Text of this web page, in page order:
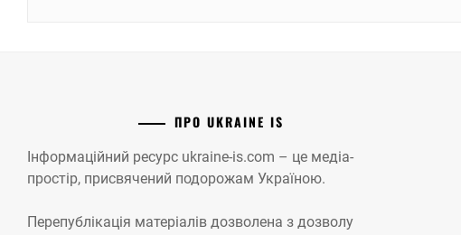
ПРО UKRAINE IS
Інформаційний ресурс ukraine-is.com – це медіа-
простір, присвячений подорожам Україною.
Перепублікація матеріалів дозволена з дозволу